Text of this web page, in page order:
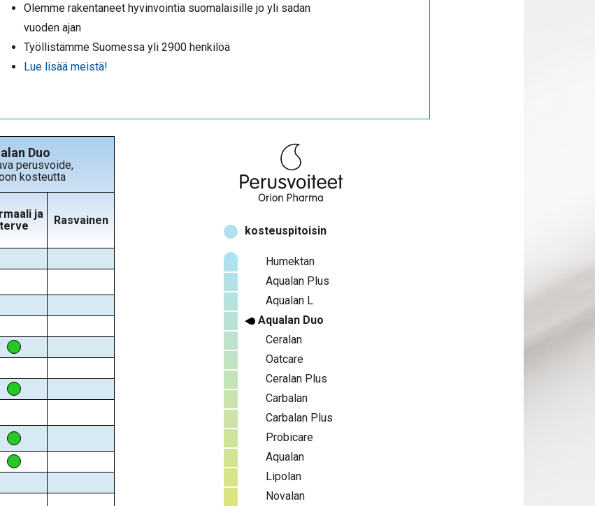
Olemme rakentaneet hyvinvointia suomalaisille jo yli sadan
vuoden ajan
Työllistämme Suomessa yli 2900 henkilöä
Lue lisää meistä!
Duo
perusvoide,
kosteutta
ja
terve
Rasvainen
kosteuspitoisin
Humektan
Aqualan Plus
Aqualan L
Aqualan Duo
Ceralan
Oatcare
Ceralan Plus
Carbalan
Carbalan Plus
Probicare
Aqualan
Lipolan
Novalan